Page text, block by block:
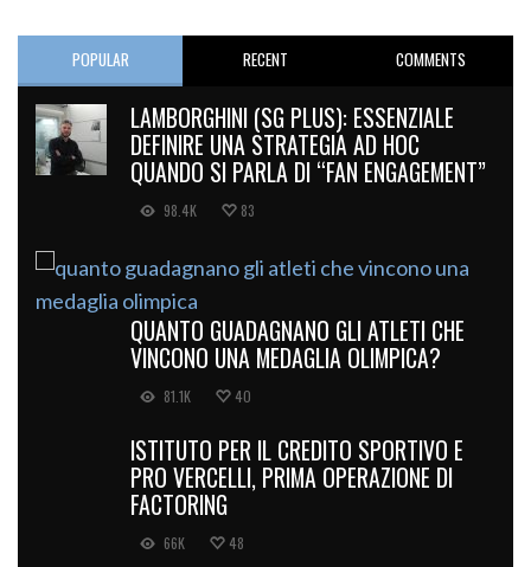
POPULAR RECENT COMMENTS
LAMBORGHINI (SG PLUS): ESSENZIALE
DEFINIRE UNA STRATEGIA AD HOC
QUANDO SI PARLA DI “FAN ENGAGEMENT”
98.4K 83
QUANTO GUADAGNANO GLI ATLETI CHE
VINCONO UNA MEDAGLIA OLIMPICA?
81.1K 40
ISTITUTO PER IL CREDITO SPORTIVO E
PRO VERCELLI, PRIMA OPERAZIONE DI
FACTORING
66K 48